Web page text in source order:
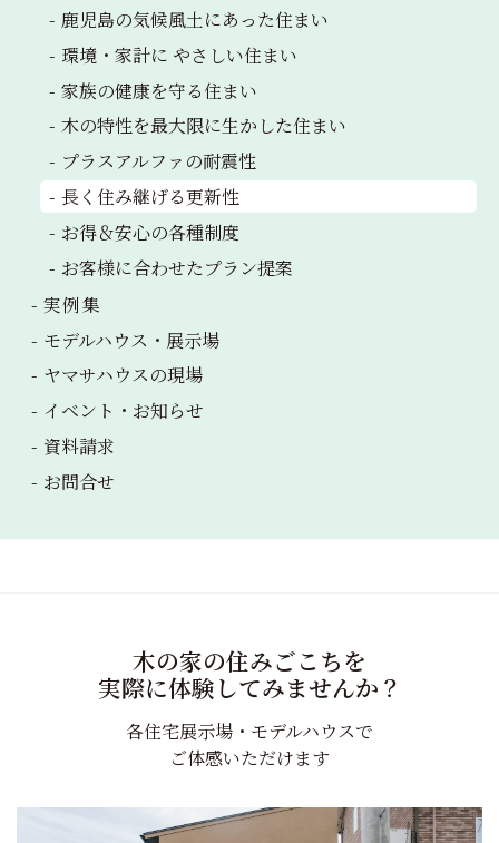
鹿児島の気候風土にあった住まい
環境・家計に やさしい住まい
家族の健康を守る住まい
木の特性を最大限に生かした住まい
プラスアルファの耐震性
長く住み継げる更新性
お得＆安心の各種制度
お客様に合わせたプラン提案
実例集
モデルハウス・ 展示場
ヤマサハウスの現場
イベント・ お知らせ
資料請求
お問合せ
木の家の住みごこちを
実際に体験してみませんか？
各住宅展示場・モデルハウスで
ご体感いただけます